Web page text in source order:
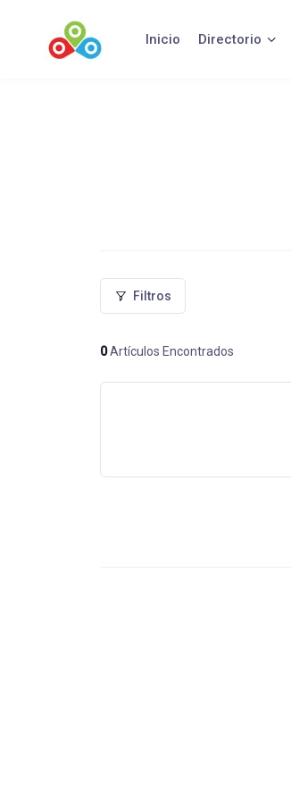
contenido
Inicio Directorio
Filtros
0Artículos Encontrados